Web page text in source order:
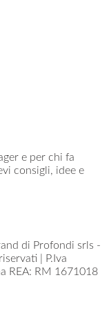
e per chi fa
consigli, idee e
di Profondi srls -
| P.Iva
REA: RM 1671018